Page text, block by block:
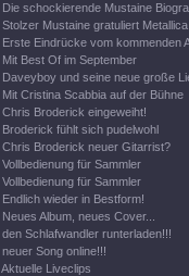
Die schockierende Mustaine
Stolzer Mustaine gratuliert
Erste Eindrücke vom kommenden
Mit Best Of im September
Daveyboy und seine neue große
Mit Cristina Scabbia auf der Bühne
Chris Broderick eingeweiht!
Broderick fühlt sich pudelwohl
Chris Broderick neuer Gitarrist?
Vollbedienung für Sammler
Vollbedienung für Sammler
Endlich wieder in Bestform!
Neues Album, neues Cover...
den Schlafwandler runterladen!!!
neuer Song online!!!
Aktuelle Liveclips